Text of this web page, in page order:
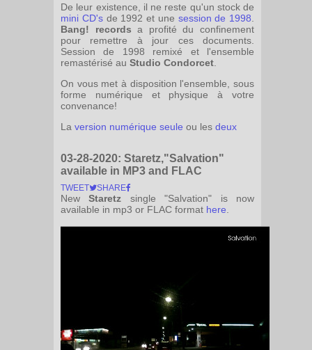
De leur existence, il ne reste qu'un stock de
mini CD'sde 1992 et une session de 1998
Bang! records a profité du confinement
pour remettre à jour ces documents.
Session de 1998 remixé et l'ensemble
remastérisé au Studio Condorcet
On vous met à disposition l'ensemble, sous
forme numérique et physique à votre
convenance!
La version numérique seule ou les deux
03-28-2020: Staretz,"Salvation"
available in MP3 and FLAC
TWEET SHARE
NewStaretz single "Salvation" is now
available in mp3 or FLAC format here